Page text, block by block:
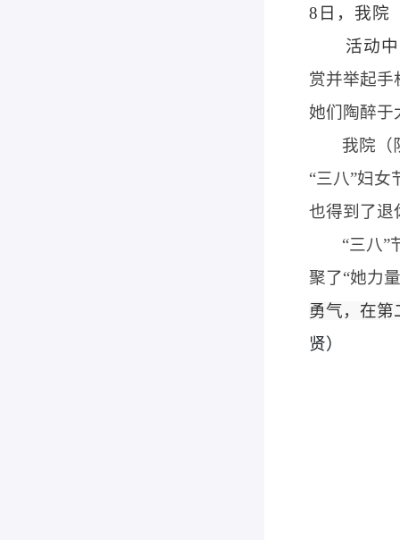
8 日，我院
活动中
赏并举起手
她们陶醉于
我院（
“三八”妇
也得到了退
“三八”
聚了“她力
勇气，在第
贤）